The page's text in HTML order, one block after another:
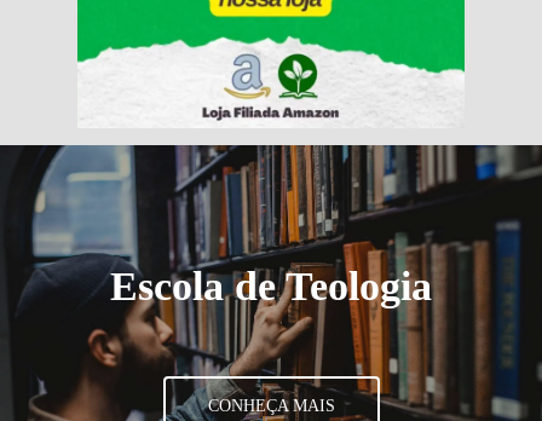
Escola de Teologia
CONHEÇA MAIS